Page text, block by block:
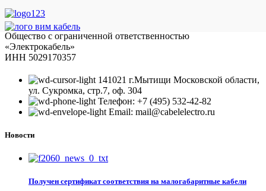
Общество с ограниченной ответственностью
«Электрокабель»
ИНН 5029170357
141021 г.Мытищи Московской области,
ул. Сукромка, стр.7, оф. 304
Телефон: +7 (495) 532-42-82
Email: mail@cabelelectro.ru
Новости
Получен сертификат соответствия на малогабаритные кабели